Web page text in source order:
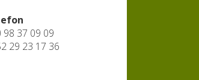
98 37 09 09
29 23 17 36